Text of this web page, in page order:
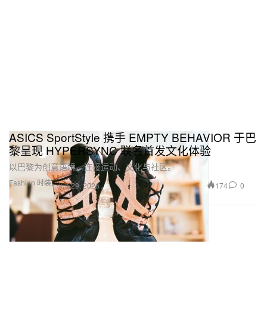
Fashion 时装
ASICS SportStyle 携手 EMPTY BEHAVIOR 于巴
黎呈现 HYPERSYNC 联名首发文化体验
以巴黎为创意语境，连接运动、文化与社区。
Jun 29, 2026 174 0